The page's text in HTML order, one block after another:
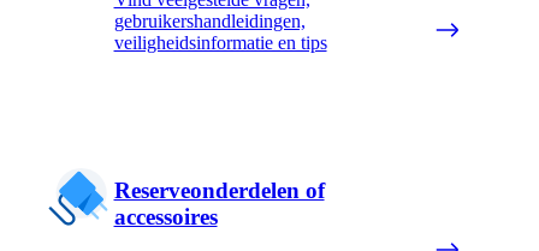
gebruikershandleidingen,
veiligheidsinformatie en tips
Reserveonderdelen of
accessoires